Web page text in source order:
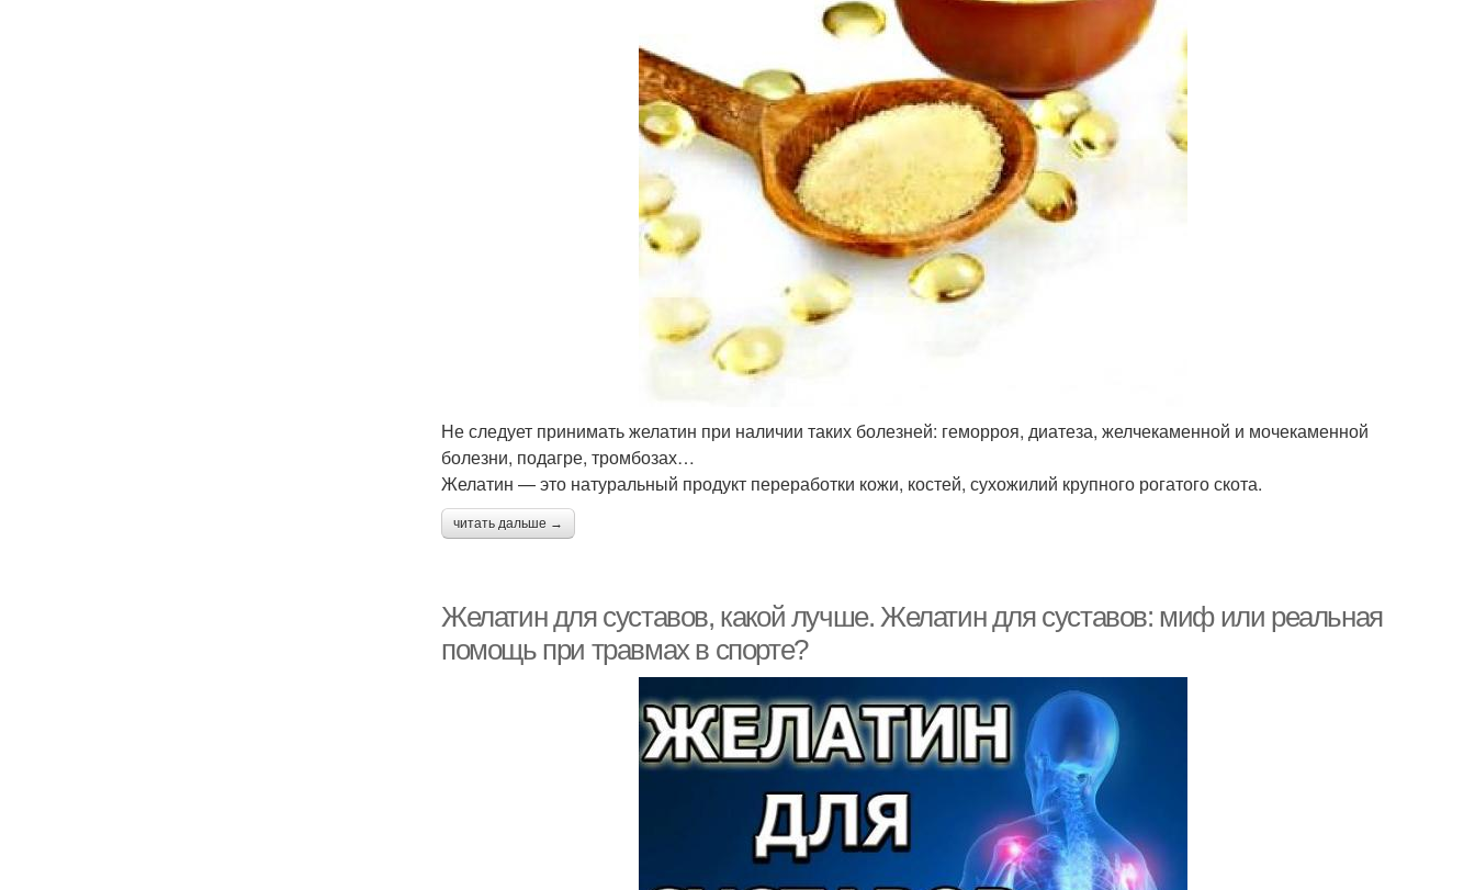
Не следует принимать желатин при наличии таких болезней: геморроя, диатеза, желчекаменной и мочекаменной
болезни, подагре, тромбозах…
Желатин — это натуральный продукт переработки кожи, костей, сухожилий крупного рогатого скота.
читать дальше →
Желатин для суставов, какой лучше. Желатин для суставов: миф или реальная
помощь при травмах в спорте?